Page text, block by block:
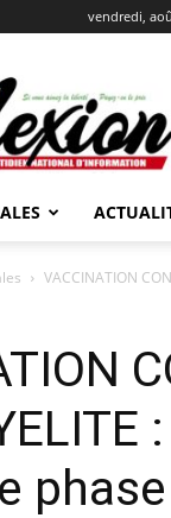
vendredi,
REFLEXION
VACCINATION